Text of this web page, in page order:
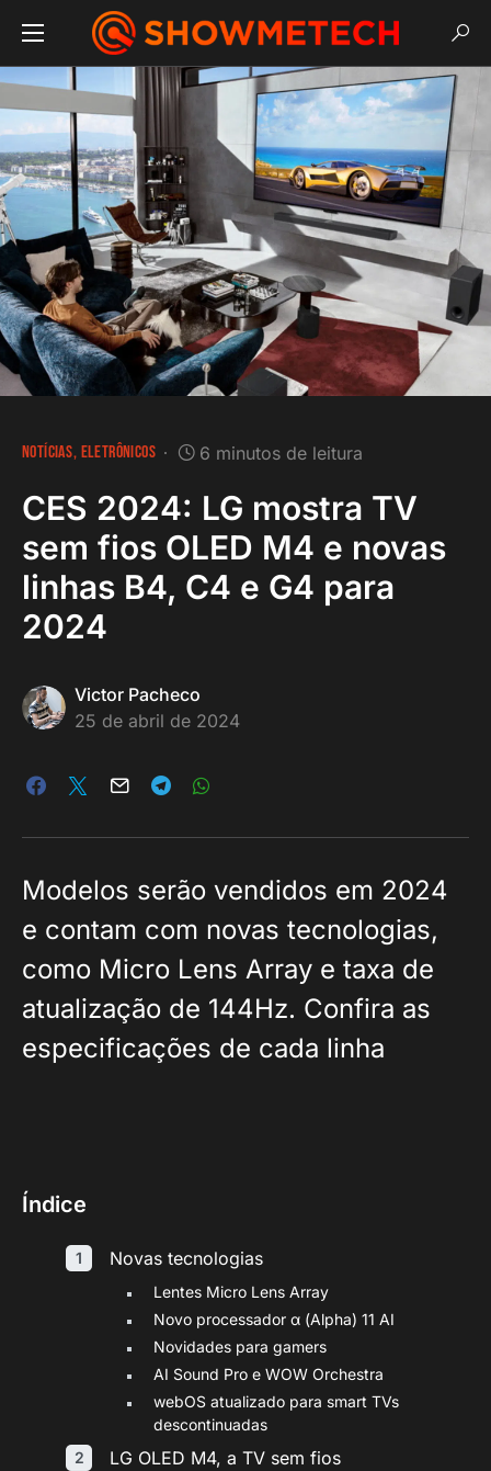
NOTÍCIAS ELETRÔNICOS 6 minutos de leitura
CES 2024: LG mostra TV
sem fios OLED M4 e novas
linhas B4, C4 e G4 para
2024
Victor Pacheco
25 de abril de 2024
Modelos serão vendidos em 2024
e contam com novas tecnologias,
como Micro Lens Array e taxa de
atualização de 144Hz. Confira as
especificações de cada linha
Índice
Novas tecnologias
Lentes Micro Lens Array
Novo processador α (Alpha) 11 AI
Novidades para gamers
AI Sound Pro e WOW Orchestra
webOS atualizado para smart TVs
descontinuadas
LG OLED M4, a TV sem fios